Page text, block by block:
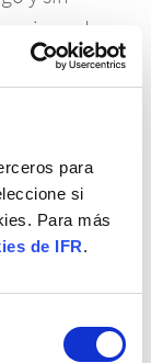
para
si
Para más
de IFR.
y de
Apps,Power
los
y
generativa a
extendiendo
Microsoft